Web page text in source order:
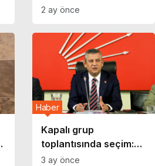
açıklama geldi
2 ay önce
Kapalı grup
toplantısında seçim:
Özgür Özel, CHP’nin
Haber
3 ay önce